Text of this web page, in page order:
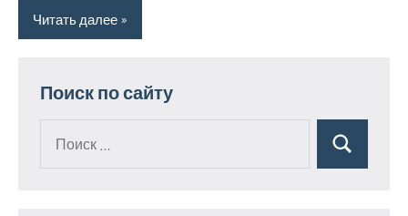
Читать далее
Поиск по сайту
Поиск